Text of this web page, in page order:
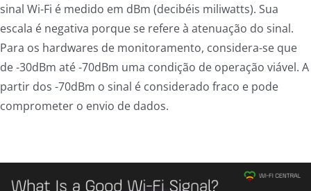
sinal Wi-Fi é medido em dBm (decibéis miliwatts). Sua
escala é negativa porque se refere à atenuação do sinal.
Para os hardwares de monitoramento, considera-se que
de -30dBm até -70dBm uma condição de operação viável. A
partir dos -70dBm o sinal é considerado fraco e pode
comprometer o envio de dados.